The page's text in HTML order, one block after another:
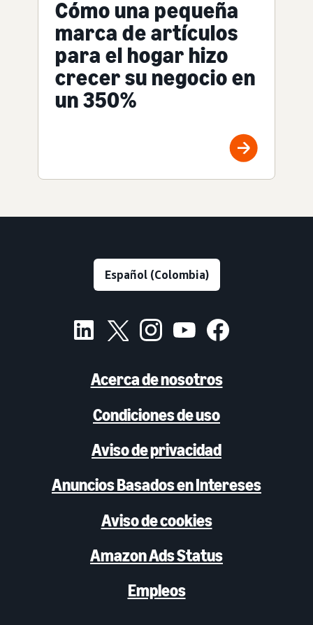
Cómo una pequeña
marca de artículos
para el hogar hizo
crecer su negocio en
un 350%
Acerca de nosotros
Condiciones de uso
Aviso de privacidad
Anuncios Basados en Intereses
Aviso de cookies
Amazon Ads Status
Empleos